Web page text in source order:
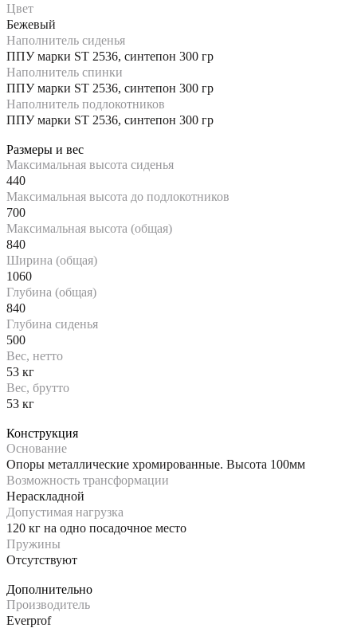
Цвет
Бежевый
Наполнитель сиденья
ППУ марки ST 2536, синтепон 300 гр
Наполнитель спинки
ППУ марки ST 2536, синтепон 300 гр
Наполнитель подлокотников
ППУ марки ST 2536, синтепон 300 гр
Размеры и вес
Максимальная высота сиденья
440
Максимальная высота до подлокотников
700
Максимальная высота (общая)
840
Ширина (общая)
1060
Глубина (общая)
840
Глубина сиденья
500
Вес, нетто
53 кг
Вес, брутто
53 кг
Конструкция
Основание
Опоры металлические хромированные. Высота 100мм
Возможность трансформации
Нераскладной
Допустимая нагрузка
120 кг на одно посадочное место
Пружины
Отсутствуют
Дополнительно
Производитель
Everprof